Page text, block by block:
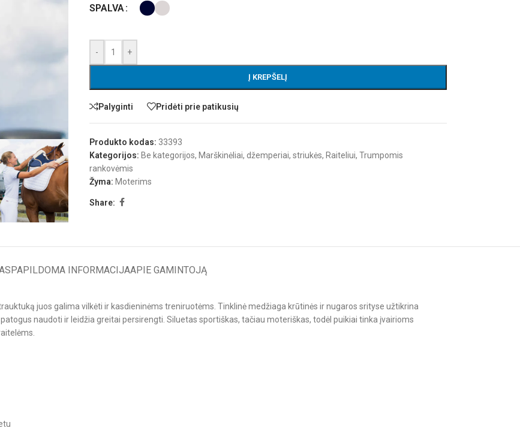
SPALVA
- +
Į KREPŠELĮ
Palyginti Pridėti prie patikusių
Produkto kodas: 33393
Kategorijos: Be kategorijos, Marškinėliai, džemperiai, striukės, Raiteliui, Trumpomis
rankovėmis
Žyma: Moterims
Share:
PAPILDOMA INFORMACIJAAPIE GAMINTOJĄ
juos galima vilkėti ir kasdieninėms treniruotėms. Tinklinė medžiaga krūtinės ir nugaros srityse užtikrina
naudoti ir leidžia greitai persirengti. Siluetas sportiškas, tačiau moteriškas, todėl puikiai tinka įvairioms